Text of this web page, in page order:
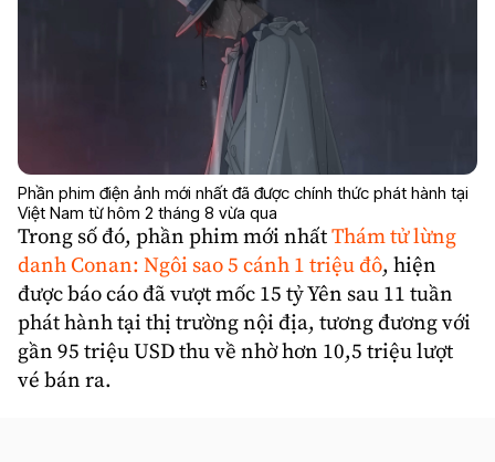
Phần phim điện ảnh mới nhất đã được chính thức phát hành tại
Việt Nam từ hôm 2 tháng 8 vừa qua
Trong số đó, phần phim mới nhấtThám tử lừng
danh Conan: Ngôi sao 5 cánh 1 triệu đô, hiện
được báo cáo đã vượt mốc 15 tỷ Yên sau 11 tuần
phát hành tại thị trường nội địa, tương đương với
gần 95 triệu USD thu về nhờ hơn 10,5 triệu lượt
vé bán ra.